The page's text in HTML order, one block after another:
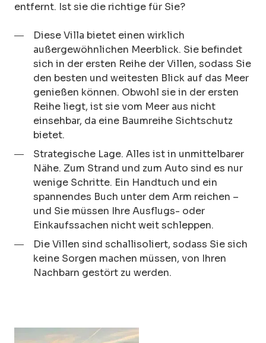
entfernt. Ist sie die richtige für Sie?
Diese Villa bietet einen wirklich
außergewöhnlichen Meerblick. Sie befindet
sich in der ersten Reihe der Villen, sodass Sie
den besten und weitesten Blick auf das Meer
genießen können. Obwohl sie in der ersten
Reihe liegt, ist sie vom Meer aus nicht
einsehbar, da eine Baumreihe Sichtschutz
bietet.
Strategische Lage. Alles ist in unmittelbarer
Nähe. Zum Strand und zum Auto sind es nur
wenige Schritte. Ein Handtuch und ein
spannendes Buch unter dem Arm reichen –
und Sie müssen Ihre Ausflugs- oder
Einkaufssachen nicht weit schleppen.
Die Villen sind schallisoliert, sodass Sie sich
keine Sorgen machen müssen, von Ihren
Nachbarn gestört zu werden.